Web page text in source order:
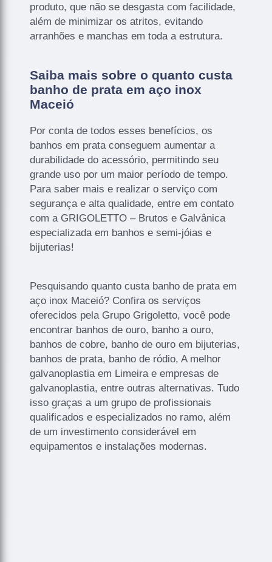
produto, que não se desgasta com facilidade,
além de minimizar os atritos, evitando
arranhões e manchas em toda a estrutura.
Saiba mais sobre o quanto custa
banho de prata em aço inox
Maceió
Por conta de todos esses benefícios, os
banhos em prata conseguem aumentar a
durabilidade do acessório, permitindo seu
grande uso por um maior período de tempo.
Para saber mais e realizar o serviço com
segurança e alta qualidade, entre em contato
com a GRIGOLETTO – Brutos e Galvânica
especializada em banhos e semi-jóias e
bijuterias!
Pesquisando quanto custa banho de prata em
aço inox Maceió? Confira os serviços
oferecidos pela Grupo Grigoletto, você pode
encontrar banhos de ouro, banho a ouro,
banhos de cobre, banho de ouro em bijuterias,
banhos de prata, banho de ródio, A melhor
galvanoplastia em Limeira e empresas de
galvanoplastia, entre outras alternativas. Tudo
isso graças a um grupo de profissionais
qualificados e especializados no ramo, além
de um investimento considerável em
equipamentos e instalações modernas.